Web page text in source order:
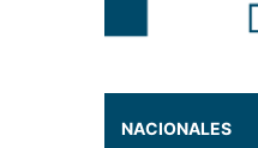
NACIONALES